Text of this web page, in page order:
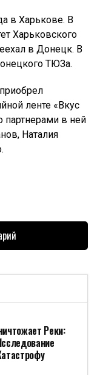
в Харькове. В
Харьковского
в Донецк. В
ТЮЗа.
ленте «Вкус
партнерами в ней
Наталия
Реки: